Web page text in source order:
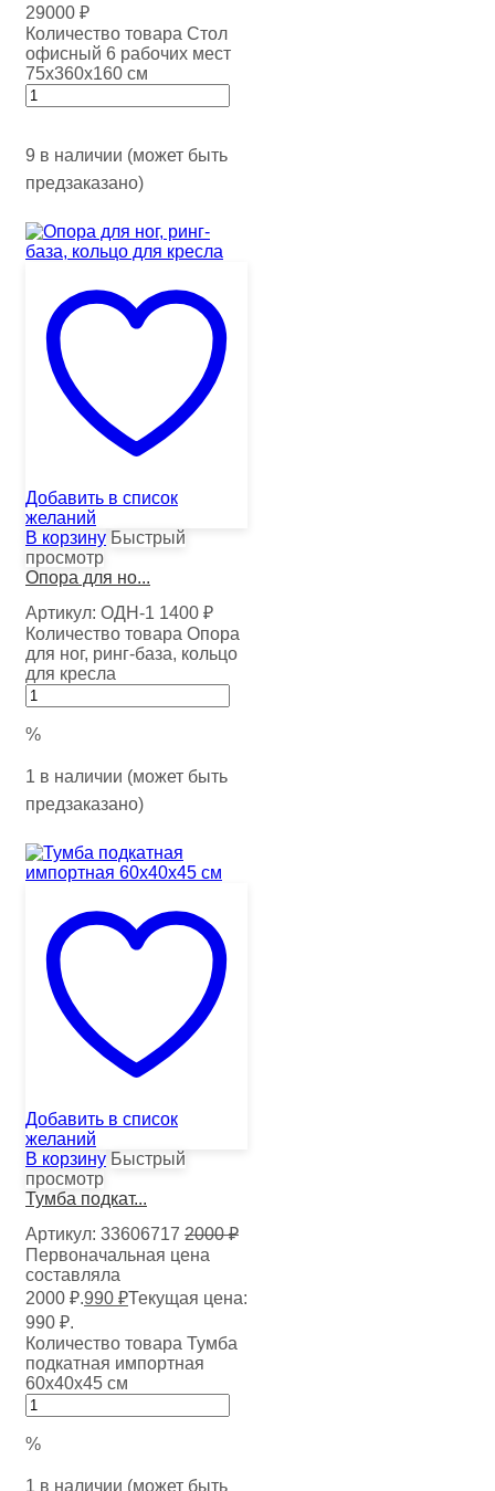
29000 ₽
Количество товара Стол
офисный 6 рабочих мест
75х360х160 см
9 в наличии (может быть
предзаказано)
Добавить в список
желаний
В корзину Быстрый
просмотр
Опора для но...
Артикул: ОДН-1 1400 ₽
Количество товара Опора
для ног, ринг-база, кольцо
для кресла
%
1 в наличии (может быть
предзаказано)
Добавить в список
желаний
В корзину Быстрый
просмотр
Тумба подкат...
Артикул: 33606717 2000₽
Первоначальная цена
составляла
2000 ₽.990 ₽Текущая цена:
990 ₽.
Количество товара Тумба
подкатная импортная
60х40х45 см
%
1 в наличии (может быть